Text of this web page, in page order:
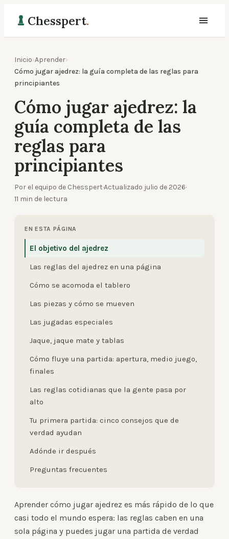
Chesspert.
Inicio›Aprender›
Cómo jugar ajedrez: la guía completa de las reglas para
principiantes
Cómo jugar ajedrez: la
guía completa de las
reglas para
principiantes
Por el equipo de Chesspert·Actualizado julio de 2026·
11 min de lectura
EN ESTA PÁGINA
El objetivo del ajedrez
Las reglas del ajedrez en una página
Cómo se acomoda el tablero
Las piezas y cómo se mueven
Las jugadas especiales
Jaque, jaque mate y tablas
Cómo fluye una partida: apertura, medio juego,
finales
Las reglas cotidianas que la gente pasa por
alto
Tu primera partida: cinco consejos que de
verdad ayudan
Adónde ir después
Preguntas frecuentes
Aprender cómo jugar ajedrez es más rápido de lo que
casi todo el mundo espera: las reglas caben en una
sola página y puedes jugar una partida de verdad